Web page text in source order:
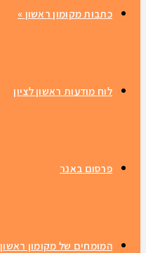
כתבות מקומון ראשון »
לוח מודעות ראשון לציון
פרסום באנר
המומחים של מקומון ראשון